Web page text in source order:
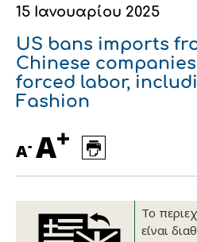
Οικονομικά
Εταιρική δομή
Καινοτομία
Εκδηλώσεις
Εξαγωγές
Συνέδρια
Ευφυής γεωργία
Συμβουλευτική
Εκκόκκιση για
Ιατρικές
Αλυσίδα
Εταιρικά νέα
15 Ιανουαρίου 2025
US bans imports
Chinese
forced labor,
Fashion
A- A+
Το
είναι